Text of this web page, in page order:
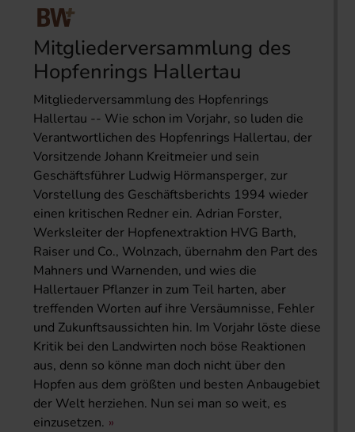
Mitgliederversammlung des
Hopfenrings Hallertau
Mitgliederversammlung des Hopfenrings
Hallertau -- Wie schon im Vorjahr, so luden die
Verantwortlichen des Hopfenrings Hallertau, der
Vorsitzende Johann Kreitmeier und sein
Geschäftsführer Ludwig Hörmansperger, zur
Vorstellung des Geschäftsberichts 1994 wieder
einen kritischen Redner ein. Adrian Forster,
Werksleiter der Hopfenextraktion HVG Barth,
Raiser und Co., Wolnzach, übernahm den Part des
Mahners und Warnenden, und wies die
Hallertauer Pflanzer in zum Teil harten, aber
treffenden Worten auf ihre Versäumnisse, Fehler
und Zukunftsaussichten hin. Im Vorjahr löste diese
Kritik bei den Landwirten noch böse Reaktionen
aus, denn so könne man doch nicht über den
Hopfen aus dem größten und besten Anbaugebiet
der Welt herziehen. Nun sei man so weit, es
einzusetzen.